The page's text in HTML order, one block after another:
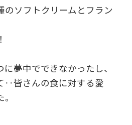
ソフトクリームとフラン
夢中でできなかったし、
‥皆さんの食に対する愛